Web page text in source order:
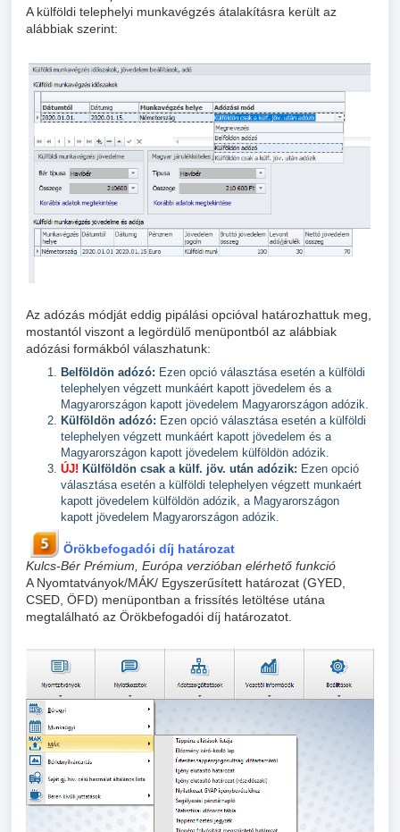
A külföldi telephelyi munkavégzés átalakításra került az
alábbiak szerint:
Az adózás módját eddig pipálási opcióval határozhattuk meg,
mostantól viszont a legördülő menüpontból az alábbiak
adózási formákból válaszhatunk:
Belföldön adózó: Ezen opció választása esetén a külföldi
telephelyen végzett munkáért kapott jövedelem és a
Magyarországon kapott jövedelem Magyarországon adózik.
Külföldön adózó: Ezen opció választása esetén a külföldi
telephelyen végzett munkáért kapott jövedelem és a
Magyarországon kapott jövedelem külföldön adózik.
ÚJ! Külföldön csak a külf. jöv. után adózik: Ezen opció
választása esetén a külföldi telephelyen végzett munkaért
kapott jövedelem külföldön adózik, a Magyarországon
kapott jövedelem Magyarországon adózik.
Örökbefogadói díj határozat
Kulcs-Bér Prémium, Európa verzióban elérhető funkció
A Nyomtatványok/MÁK/ Egyszerűsített határozat (GYED,
CSED, ÖFD) menüpontban a frissítés letöltése utána
megtalálható az Örökbefogadói díj határozatot.